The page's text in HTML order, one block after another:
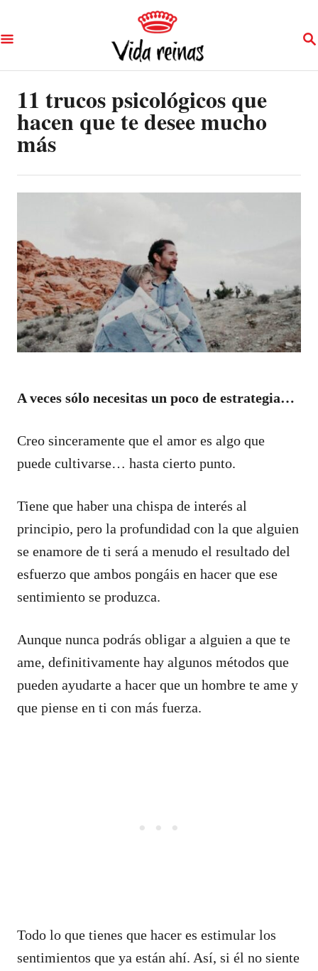
k
i
S
11 trucos psicológicos que
hacen que te desee mucho
más
A veces sólo necesitas un poco de estrategia…
Creo sinceramente que el amor es algo que
puede cultivarse… hasta cierto punto.
Tiene que haber una chispa de interés al
principio, pero la profundidad con la que alguien
se enamore de ti será a menudo el resultado del
esfuerzo que ambos pongáis en hacer que ese
sentimiento se produzca.
Aunque nunca podrás obligar a alguien a que te
ame, definitivamente hay algunos métodos que
pueden ayudarte a hacer que un hombre te ame y
que piense en ti con más fuerza.
Todo lo que tienes que hacer es estimular los
sentimientos que ya están ahí. Así, si él no siente